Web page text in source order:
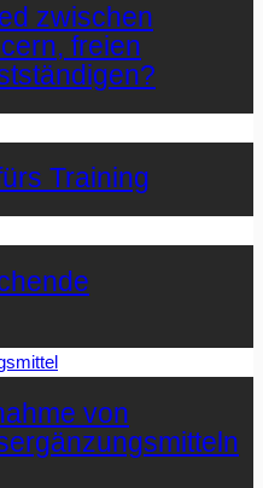
zwischen
freien
Training
von